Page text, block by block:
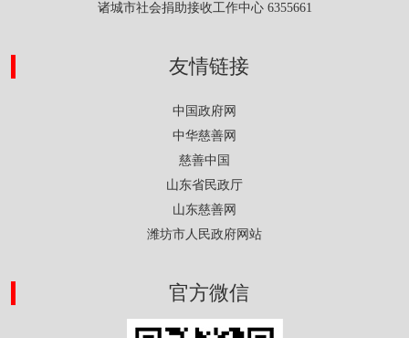
诸城市社会捐助接收工作中心 6355661
友情链接
中国政府网
中华慈善网
慈善中国
山东省民政厅
山东慈善网
潍坊市人民政府网站
官方微信